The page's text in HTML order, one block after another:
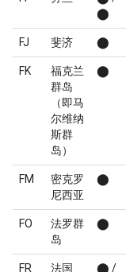
⬤
FJ 斐济 ⬤
FK
福克兰
群岛
（即马
尔维纳
斯群
岛）
⬤
FM
密克罗
尼西亚
⬤
FO
法罗群
岛
⬤
FR 法国
⬤ /